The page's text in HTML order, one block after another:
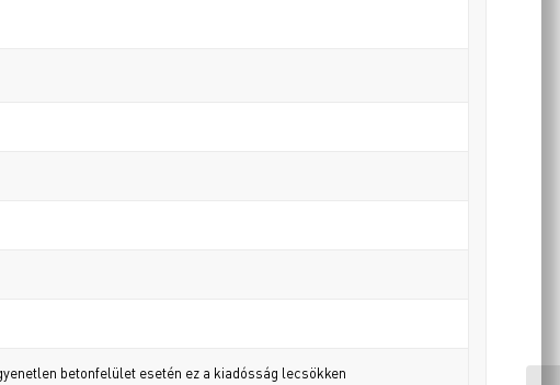
betonfelület esetén ez a kiadósság lecsökken